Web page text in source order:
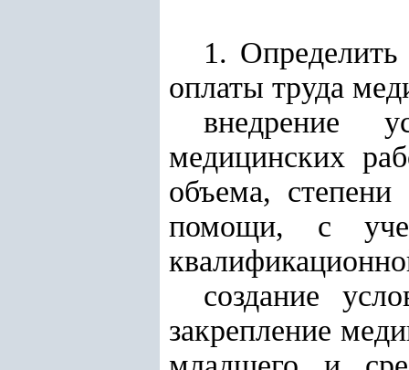
1.
оплаты труда
внедрение
медицинских
объема,
помощи, с
создание
закрепление